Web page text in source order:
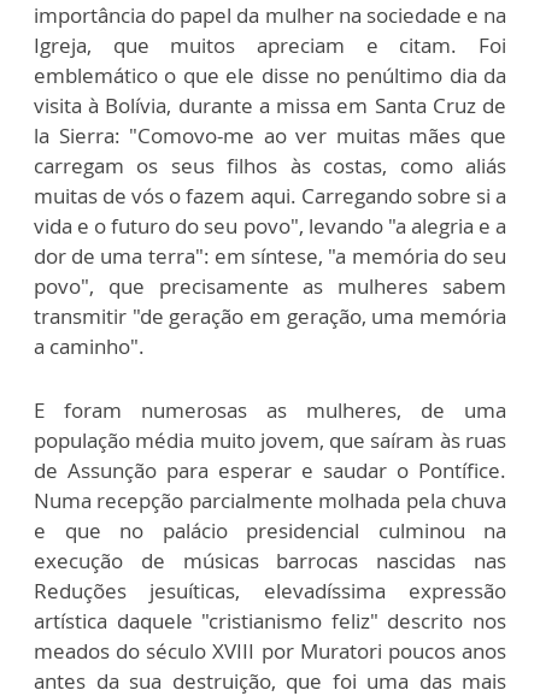
importância do papel da mulher na sociedade e na
Igreja, que muitos apreciam e citam. Foi
emblemático o que ele disse no penúltimo dia da
visita à Bolívia, durante a missa em Santa Cruz de
la Sierra: "Comovo-me ao ver muitas mães que
carregam os seus filhos às costas, como aliás
muitas de vós o fazem aqui. Carregando sobre si a
vida e o futuro do seu povo", levando "a alegria e a
dor de uma terra": em síntese, "a memória do seu
povo", que precisamente as mulheres sabem
transmitir "de geração em geração, uma memória
a caminho".
E foram numerosas as mulheres, de uma
população média muito jovem, que saíram às ruas
de Assunção para esperar e saudar o Pontífice.
Numa recepção parcialmente molhada pela chuva
e que no palácio presidencial culminou na
execução de músicas barrocas nascidas nas
Reduções jesuíticas, elevadíssima expressão
artística daquele "cristianismo feliz" descrito nos
meados do século XVIII por Muratori poucos anos
antes da sua destruição, que foi uma das mais